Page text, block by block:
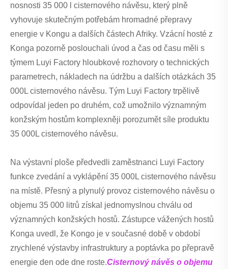
nosnosti 35 000 l cisternového návěsu, který plně
vyhovuje skutečným potřebám hromadné přepravy
energie v Kongu a dalších částech Afriky. Vzácní hosté z
Konga pozorně poslouchali úvod a čas od času měli s
týmem Luyi Factory hloubkové rozhovory o technických
parametrech, nákladech na údržbu a dalších otázkách 35
000L cisternového návěsu. Tým Luyi Factory trpělivě
odpovídal jeden po druhém, což umožnilo významným
konžským hostům komplexněji porozumět síle produktu
35 000L cisternového návěsu.
Na výstavní ploše předvedli zaměstnanci Luyi Factory
funkce zvedání a vyklápění 35 000L cisternového návěsu
na místě. Přesný a plynulý provoz cisternového návěsu o
objemu 35 000 litrů získal jednomyslnou chválu od
významných konžských hostů. Zástupce vážených hostů
Konga uvedl, že Kongo je v současné době v období
zrychlené výstavby infrastruktury a poptávka po přepravě
energie den ode dne roste.Cisternový návěs o objemu